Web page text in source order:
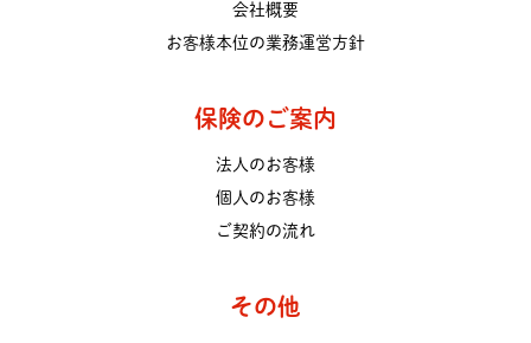
会社概要
お客様本位の業務運営方針
保険のご案内
法人のお客様
個人のお客様
ご契約の流れ
その他